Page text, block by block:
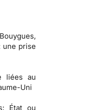
une prise
liées au
Uni
État ou